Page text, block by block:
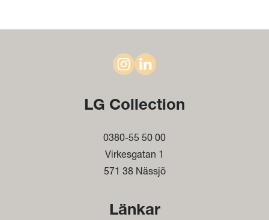
LG Collection
0380-55 50 00
Virkesgatan 1
571 38 Nässjö
Länkar